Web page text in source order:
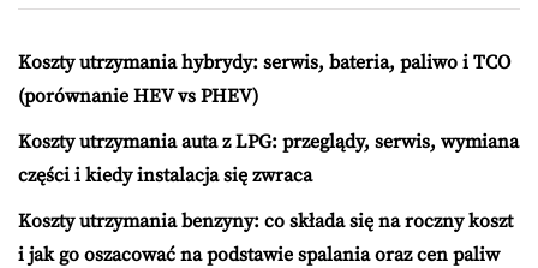
Koszty utrzymania hybrydy: serwis, bateria, paliwo i TCO
(porównanie HEV vs PHEV)
Koszty utrzymania auta z LPG: przeglądy, serwis, wymiana
części i kiedy instalacja się zwraca
Koszty utrzymania benzyny: co składa się na roczny koszt
i jak go oszacować na podstawie spalania oraz cen paliw